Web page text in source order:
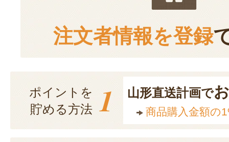
注文者情報を登録
ポイントを
貯める方法 1 山形直送計画で
商品購入金額の